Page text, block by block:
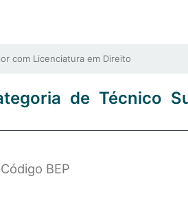
com Licenciatura em Direito
de Técnico
BEP